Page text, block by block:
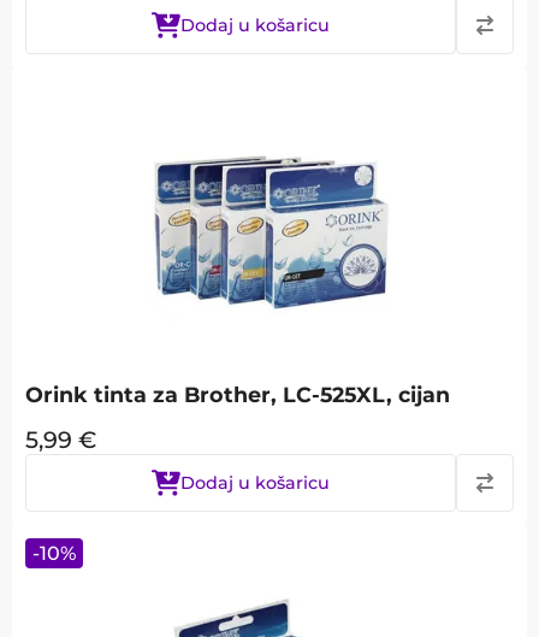
Dodaj u košaricu
Orink tinta za Brother, LC-525XL, cijan
5,99 €
Dodaj u košaricu
-10%